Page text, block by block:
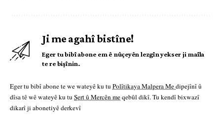
Ji me agahî bistîne!
Eger tu bibî abone em ê nûçeyên lezgîn yekser ji maîla
te re bişînin.
Eger tu bibî abone te we wateyê ku tu Polîtikaya Malpera Medipejînî û
dîsa tê wê wateyê ku tu Şert û Mercên meqebûl dikî. Tu kendî bixwazî
dikarî ji abonetiyê derkevî